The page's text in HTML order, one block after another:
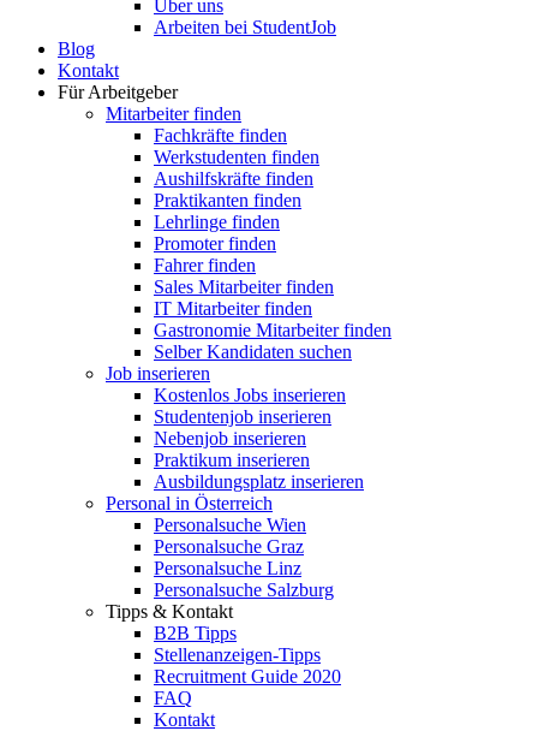
Über uns
Arbeiten bei StudentJob
Blog
Kontakt
Für Arbeitgeber
Mitarbeiter finden
Fachkräfte finden
Werkstudenten finden
Aushilfskräfte finden
Praktikanten finden
Lehrlinge finden
Promoter finden
Fahrer finden
Sales Mitarbeiter finden
IT Mitarbeiter finden
Gastronomie Mitarbeiter finden
Selber Kandidaten suchen
Job inserieren
Kostenlos Jobs inserieren
Studentenjob inserieren
Nebenjob inserieren
Praktikum inserieren
Ausbildungsplatz inserieren
Personal in Österreich
Personalsuche Wien
Personalsuche Graz
Personalsuche Linz
Personalsuche Salzburg
Tipps & Kontakt
B2B Tipps
Stellenanzeigen-Tipps
Recruitment Guide 2020
FAQ
Kontakt